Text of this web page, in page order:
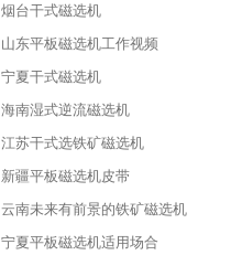
烟台干式磁选机
山东平板磁选机工作视频
宁夏干式磁选机
海南湿式逆流磁选机
江苏干式选铁矿磁选机
新疆平板磁选机皮带
云南未来有前景的铁矿磁选机
宁夏平板磁选机适用场合